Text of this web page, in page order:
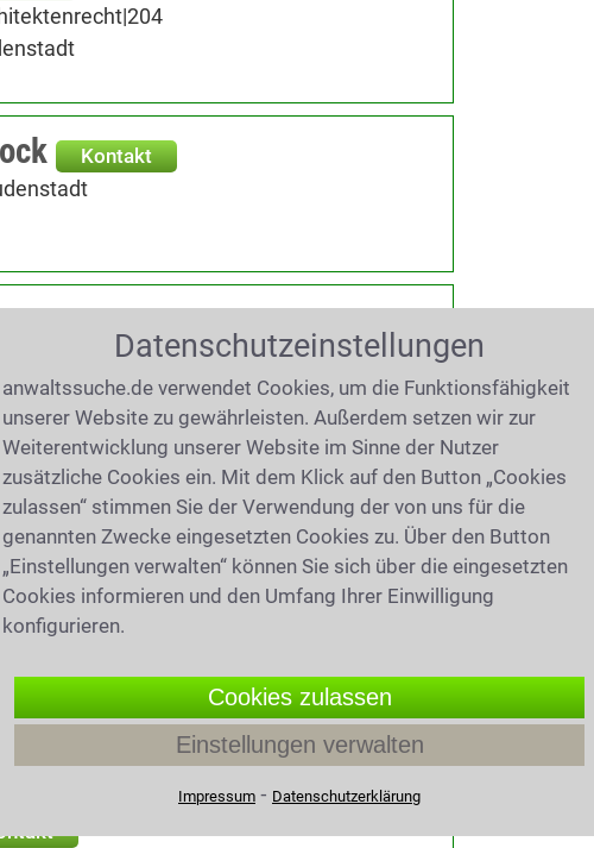
Kontakt
Kontakt
Datenschutzeinstellungen
anwaltssuche.de verwendet Cookies, um die Funktionsfähigkeit
unserer Website zu gewährleisten. Außerdem setzen wir zur
Weiterentwicklung unserer Website im Sinne der Nutzer
zusätzliche Cookies ein. Mit dem Klick auf den Button „Cookies
zulassen“ stimmen Sie der Verwendung der von uns für die
genannten Zwecke eingesetzten Cookies zu. Über den Button
„Einstellungen verwalten“ können Sie sich über die eingesetzten
Cookies informieren und den Umfang Ihrer Einwilligung
konfigurieren.
Cookies zulassen
Einstellungen verwalten
Impressum ⁃ Datenschutzerklärung